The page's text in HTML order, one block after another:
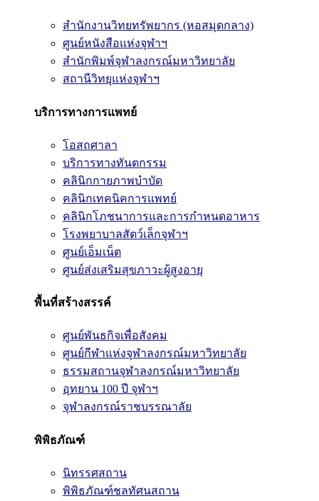
สำนักงานวิทยทรัพยากร (หอสมุดกลาง)
ศูนย์หนังสือแห่งจุฬาฯ
สำนักพิมพ์จุฬาลงกรณ์มหาวิทยาลัย
สถานีวิทยุแห่งจุฬาฯ
บริการทางการแพทย์
โอสถศาลา
บริการทางทันตกรรม
คลินิกกายภาพบำบัด
คลินิกเทคนิคการแพทย์
คลินิกโภชนาการและการกำหนดอาหาร
โรงพยาบาลสัตว์เล็กจุฬาฯ
ศูนย์เอ็มเน็ต
ศูนย์ส่งเสริมสุขภาวะผู้สูงอายุ
พื้นที่สร้างสรรค์
ศูนย์พันธกิจเพื่อสังคม
ศูนย์กีฬาแห่งจุฬาลงกรณ์มหาวิทยาลัย
ธรรมสถานจุฬาลงกรณ์มหาวิทยาลัย
อุทยาน 100 ปี จุฬาฯ
จุฬาลงกรณ์ราชบรรณาลัย
พิพิธภัณฑ์
นิทรรศสถาน
พิพิธภัณฑ์ชลทัศนสถาน